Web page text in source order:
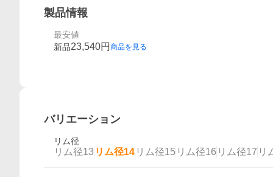
製品情報
最安値
新品23,540円 商品を見る
バリエーション
リム径
リム径13 リム径14 リム径15 リム径16 リム径17 リ